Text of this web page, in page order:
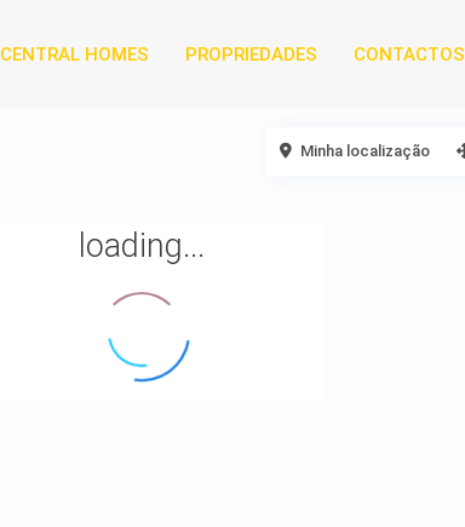
CENTRAL HOMES PROPRIEDADES CONTACTOS
loading...
Minha localização